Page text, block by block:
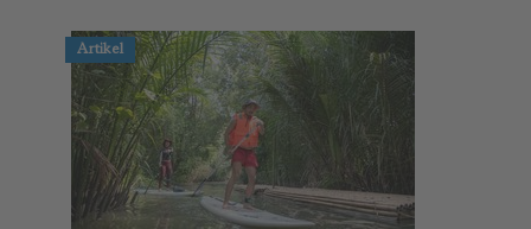
Artikel